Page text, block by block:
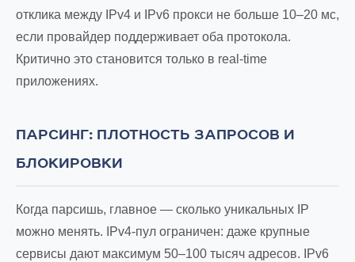
отклика между IPv4 и IPv6 прокси не больше 10–20 мс,
если провайдер поддерживает оба протокола.
Критично это становится только в real-time
приложениях.
ПАРСИНГ: ПЛОТНОСТЬ ЗАПРОСОВ И
БЛОКИРОВКИ
Когда парсишь, главное — сколько уникальных IP
можно менять. IPv4-пул ограничен: даже крупные
сервисы дают максимум 50–100 тысяч адресов. IPv6